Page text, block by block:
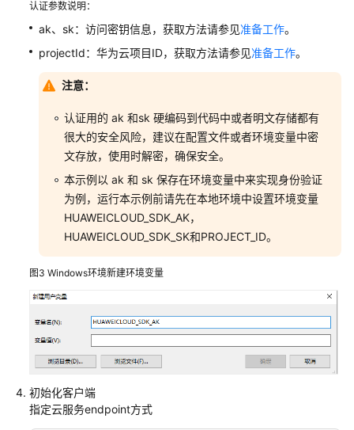
认证参数说明：
ak、sk：访问密钥信息，获取方法请参见准备工作。
projectId：华为云项目ID，获取方法请参见准备工作。
注意：
认证用的 ak 和sk 硬编码到代码中或者明文存储都有
很大的安全风险，建议在配置文件或者环境变量中密
文存放，使用时解密，确保安全。
本示例以 ak 和 sk 保存在环境变量中来实现身份验证
为例，运行本示例前请先在本地环境中设置环境变量
HUAWEICLOUD_SDK_AK，
HUAWEICLOUD_SDK_SK和PROJECT_ID。
图3 Windows环境新建环境变量
初始化客户端
指定云服务endpoint方式